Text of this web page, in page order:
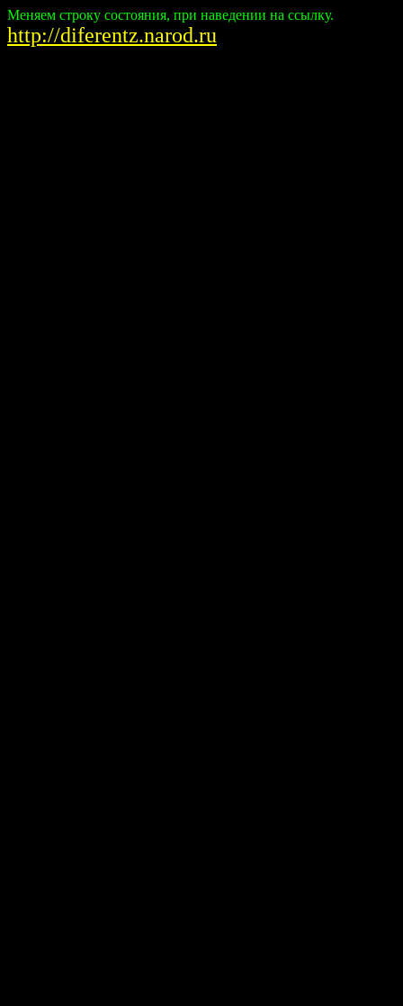
Меняем строку состояния, при наведении на ссылку.
http://diferentz.narod.ru